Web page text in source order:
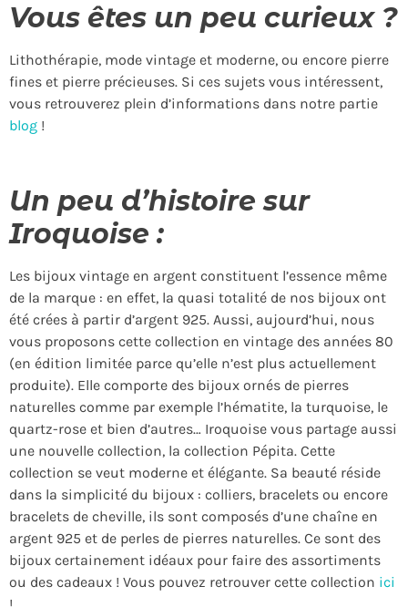
Vous êtes un peu curieux ?
Lithothérapie, mode vintage et moderne, ou encore pierre
fines et pierre précieuses. Si ces sujets vous intéressent,
vous retrouverez plein d’informations dans notre partie
blog !
Un peu d’histoire sur
Iroquoise :
Les bijoux vintage en argent constituent l’essence même
de la marque : en effet, la quasi totalité de nos bijoux ont
été crées à partir d’argent 925. Aussi, aujourd’hui, nous
vous proposons cette collection en vintage des années 80
(en édition limitée parce qu’elle n’est plus actuellement
produite). Elle comporte des bijoux ornés de pierres
naturelles comme par exemple l’hématite, la turquoise, le
quartz-rose et bien d’autres… Iroquoise vous partage aussi
une nouvelle collection, la collection Pépita. Cette
collection se veut moderne et élégante. Sa beauté réside
dans la simplicité du bijoux : colliers, bracelets ou encore
bracelets de cheville, ils sont composés d’une chaîne en
argent 925 et de perles de pierres naturelles. Ce sont des
bijoux certainement idéaux pour faire des assortiments
ou des cadeaux ! Vous pouvez retrouver cette collection ici